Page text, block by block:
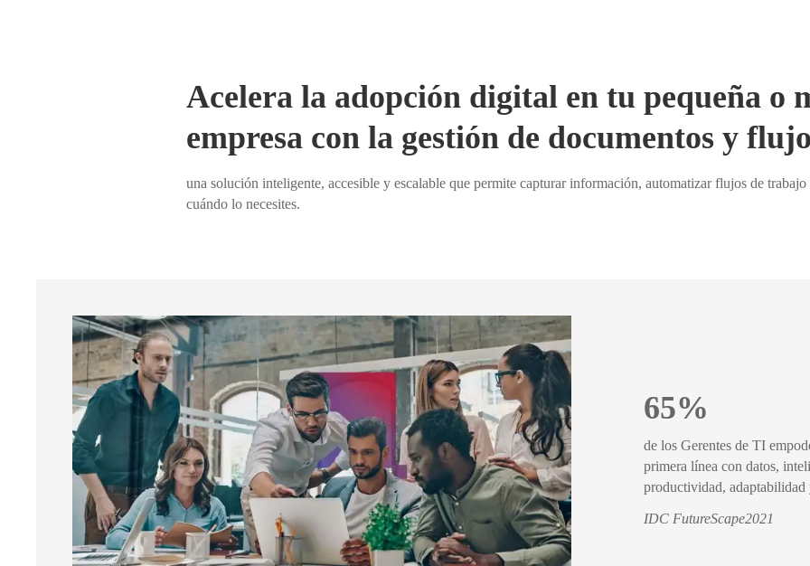
Acelera la adopción digital en tu pequeña o
empresa con la gestión de documentos y
una solución inteligente, accesible y escalable que permite capturar información, automatizar flujos de
cuándo lo necesites.
65%
de los Gerentes de TI
primera línea con datos,
productividad, adaptabilidad
IDC FutureScape2021